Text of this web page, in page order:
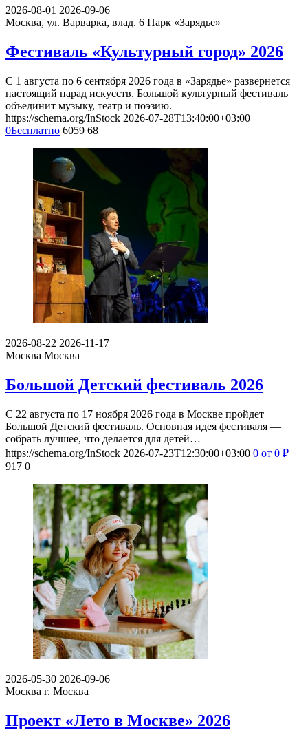
2026-08-01 2026-09-06
Москва, ул. Варварка, влад. 6 Парк «Зарядье»
Фестиваль «Культурный город» 2026
С 1 августа по 6 сентября 2026 года в «Зарядье» развернется
настоящий парад искусств. Большой культурный фестиваль
объединит музыку, театр и поэзию.
https://schema.org/InStock 2026-07-28T13:40:00+03:00
0Бесплатно 6059 68
2026-08-22 2026-11-17
Москва Москва
Большой Детский фестиваль 2026
С 22 августа по 17 ноября 2026 года в Москве пройдет
Большой Детский фестиваль. Основная идея фестиваля —
собрать лучшее, что делается для детей…
https://schema.org/InStock 2026-07-23T12:30:00+03:00 0 от 0 ₽
917 0
2026-05-30 2026-09-06
Москва г. Москва
Проект «Лето в Москве» 2026